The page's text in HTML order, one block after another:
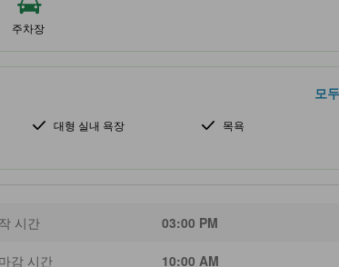
주차장
모
대형 실내 욕장
목욕
시간 03:00 PM
감 시간 10:00 AM